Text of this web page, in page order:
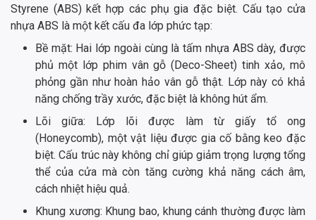
Styrene (ABS) kết hợp các phụ gia đặc biệt. Cấu tạo cửa
nhựa ABS là một kết cấu đa lớp phức tạp:
Bề mặt: Hai lớp ngoài cùng là tấm nhựa ABS dày, được
phủ một lớp phim vân gỗ (Deco-Sheet) tinh xảo, mô
phỏng gần như hoàn hảo vân gỗ thật. Lớp này có khả
năng chống trầy xước, đặc biệt là không hút ẩm.
Lõi giữa: Lớp lõi được làm từ giấy tổ ong
(Honeycomb), một vật liệu được gia cố bằng keo đặc
biệt. Cấu trúc này không chỉ giúp giảm trọng lượng tổng
thể của cửa mà còn tăng cường khả năng cách âm,
cách nhiệt hiệu quả.
Khung xương: Khung bao, khung cánh thường được làm